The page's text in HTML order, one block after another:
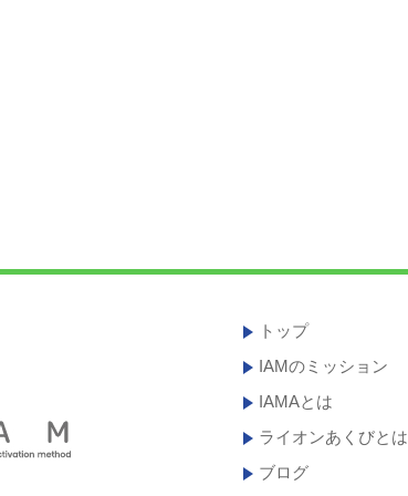
トップ
IAMのミッション
IAMAとは
ライオンあくびとは
ブログ